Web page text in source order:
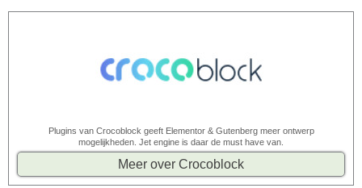
Plugins van Crocoblock geeft Elementor & Gutenberg meer ontwerp
mogelijkheden. Jet engine is daar de must have van.
Meer over Crocoblock